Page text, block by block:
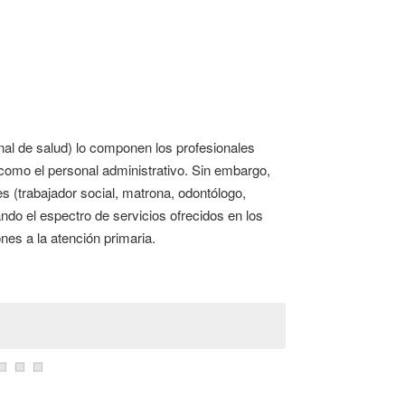
de salud) lo componen los profesionales
el personal administrativo. Sin embargo,
(trabajador social, matrona, odontólogo,
el espectro de servicios ofrecidos en los
a la atención primaria.